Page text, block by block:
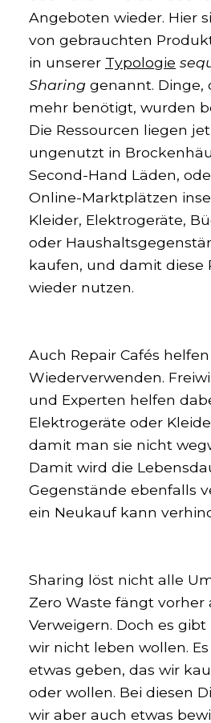
Angeboten wieder. Hier
von gebrauchten
in unserer Typologie
Sharing genannt. Dinge,
mehr benötigt, wurden
Die Ressourcen liegen
ungenutzt in
Second-Hand Läden,
Online-Marktplätzen
Kleider, Elektrogeräte,
oder
kaufen, und damit diese
wieder nutzen.
Auch Repair Cafés
Wiederverwenden.
und Experten helfen
Elektrogeräte oder
damit man sie nicht
Damit wird die
Gegenstände ebenfalls
ein Neukauf kann
Sharing löst nicht alle
Zero Waste fängt vorher
Verweigern. Doch es
wir nicht leben wollen.
etwas geben, das wir
oder wollen. Bei diesen
wir aber auch etwas